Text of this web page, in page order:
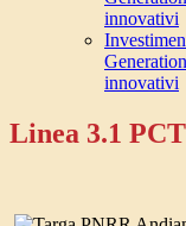
innovativi
innovativi
Linea 3.1